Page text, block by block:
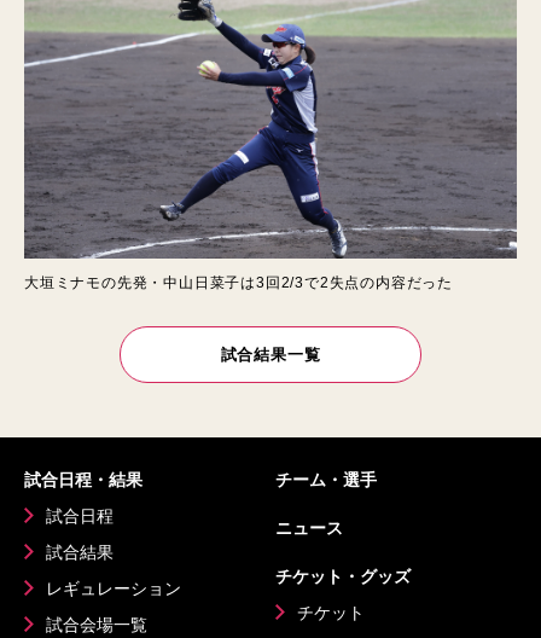
大垣ミナモの先発・中山日菜子は3回2/3で2失点の内容だった
試合結果一覧
試合日程・結果
試合日程
試合結果
レギュレーション
試合会場一覧
チーム・選手
ニュース
チケット・グッズ
チケット